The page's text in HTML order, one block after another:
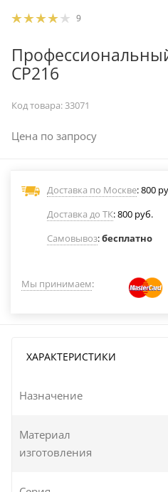
9
CP216
Код товара:33071
Цена по запросу
Доставка по Москве: 800
Доставка до ТК: 800 руб.
Самовывоз:бесплатно
Мы принимаем:
ХАРАКТЕРИСТИКИ
Назначение
Материал
изготовления